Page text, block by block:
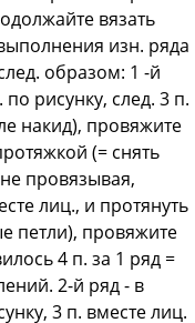
вязать
изн. ряда
образом: 1 -й
рисунку, след. 3 п.
накид), провяжите
(= снять
провязывая,
лиц., и протянуть
петли), провяжите
4 п. за 1 ряд =
2-й ряд - в
3 п. вместе лиц.